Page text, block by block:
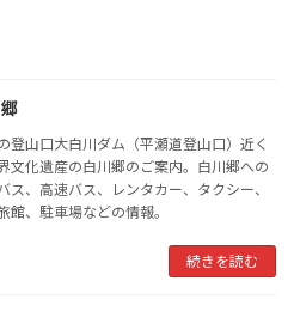
登山口大白川ダム（平瀬道登山口）近く
文化遺産の白川郷のご案内。白川郷への
ス、高速バス、レンタカー、タクシー、
館、駐車場などの情報。
続きを読む